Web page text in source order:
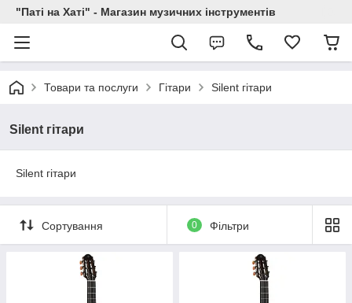
"Паті на Хаті" - Магазин музичних інструментів
Товари та послуги Гітари Silent гітари
Silent гітари
Silent гітари
Сортування 0 Фільтри